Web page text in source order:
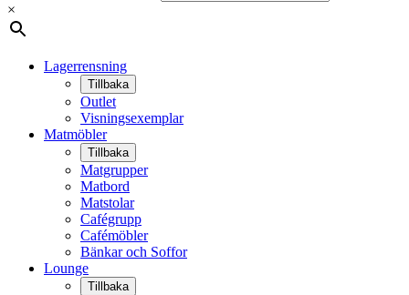
×
Lagerrensning
Tillbaka
Outlet
Visningsexemplar
Matmöbler
Tillbaka
Matgrupper
Matbord
Matstolar
Cafégrupp
Cafémöbler
Bänkar och Soffor
Lounge
Tillbaka